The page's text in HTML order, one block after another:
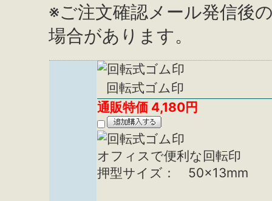
※ご注文確認メール発信後
場合があります。
回転式ゴム印
通販特価 4,180円
オフィスで便利な回転印
押型サイズ： 50×13mm